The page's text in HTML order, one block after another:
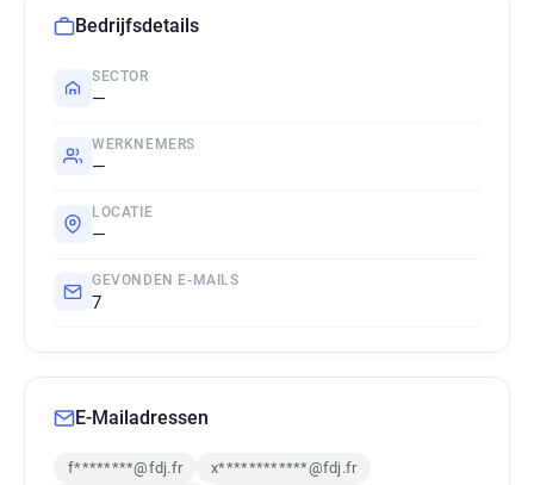
Bedrijfsdetails
SECTOR
—
WERKNEMERS
—
LOCATIE
—
GEVONDEN E-MAILS
7
E-Mailadressen
f********@fdj.fr
x************@fdj.fr